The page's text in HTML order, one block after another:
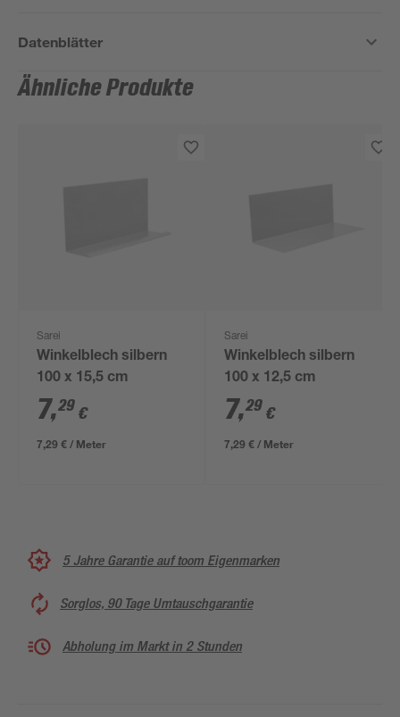
Datenblätter
Ähnliche Produkte
Sarei
Winkelblech silbern
100 x 15,5 cm
7,29 €
7,29 € / Meter
Sarei
Winkelblech silbern
100 x 12,5 cm
7,29 €
7,29 € / Meter
5 Jahre Garantie auf toom Eigenmarken
Sorglos, 90 Tage Umtauschgarantie
Abholung im Markt in 2 Stunden